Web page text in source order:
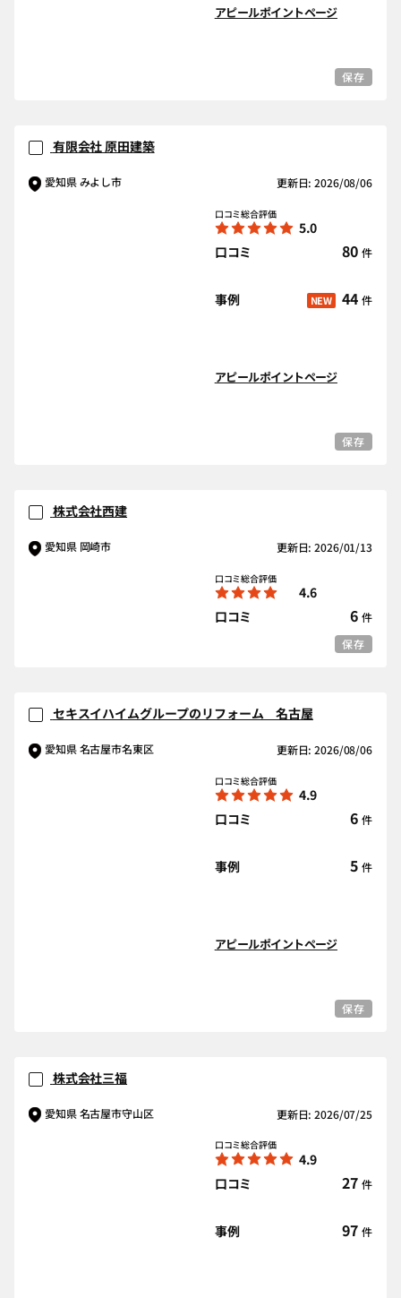
アピールポイントページ
保存
有限会社 原田建築
愛知県 みよし市 更新日: 2026/08/06
口コミ総合評価
5.0
口コミ
80 件
事例 NEW 44 件
アピールポイントページ
保存
株式会社西建
愛知県 岡崎市 更新日: 2026/01/13
口コミ総合評価
4.6
口コミ
6 件
保存
セキスイハイムグループのリフォーム 名古屋
愛知県 名古屋市名東区 更新日: 2026/08/06
口コミ総合評価
4.9
口コミ
6 件
事例 5 件
アピールポイントページ
保存
株式会社三福
愛知県 名古屋市守山区 更新日: 2026/07/25
口コミ総合評価
4.9
口コミ
27 件
事例 97 件